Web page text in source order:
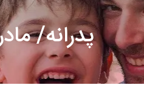
پدرانه/